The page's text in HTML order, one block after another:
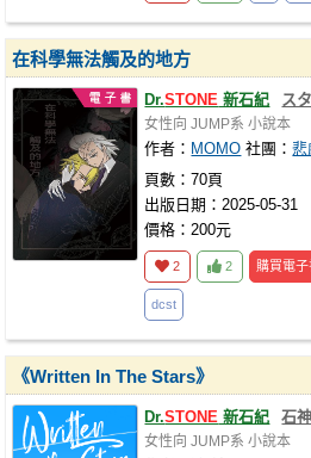
在科學無法觸及的地方
Dr.STONE 新石紀 ス
女性向 JUMP系 小說本
作者： MOMO 社團：悲
頁數：70頁
出版日期：2025-05-31
價格：200元
2 2 購買電
dcst
《Written In The Stars》
Dr.STONE 新石紀 石
女性向 JUMP系 小說本